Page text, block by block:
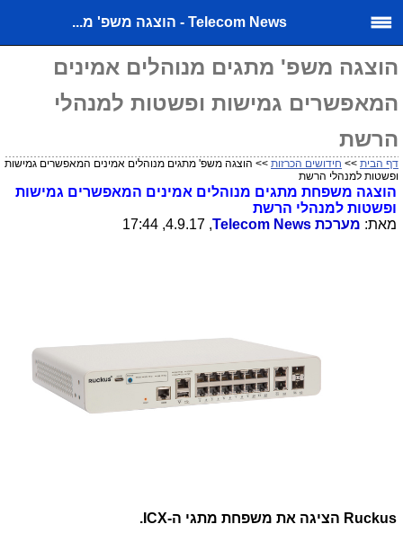
Telecom News - הוצגה משפ' מ...
הוצגה משפ' מתגים מנוהלים אמינים
המאפשרים גמישות ופשטות למנהלי
הרשת
דף הבית >> חידושים הכרזות >> הוצגה משפ' מתגים מנוהלים אמינים המאפשרים גמישות
ופשטות למנהלי הרשת
הוצגה משפחת מתגים מנוהלים אמינים המאפשרים גמישות
ופשטות למנהלי הרשת
מאת: מערכת Telecom News
, 4.9.17, 17:44
Ruckus הציגה את משפחת מתגי ה-ICX
.